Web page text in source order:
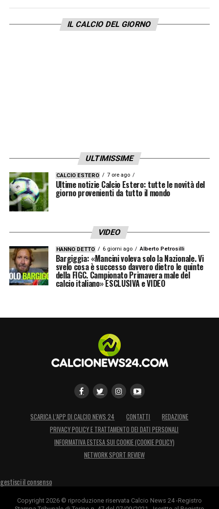
IL CALCIO DEL GIORNO
ULTIMISSIME
CALCIO ESTERO 7 ore ago
Ultime notizie Calcio Estero: tutte le novità del
giorno provenienti da tutto il mondo
VIDEO
HANNO DETTO 6 giorni ago Alberto Petrosilli
Bargiggia: «Mancini voleva solo la Nazionale. Vi
svelo cosa è successo davvero dietro le quinte
della FIGC. Campionato Primavera male del
calcio italiano» ESCLUSIVA e VIDEO
SCARICA L’APP DI CALCIO NEWS 24 CONTATTI
REDAZIONE
PRIVACY POLICY E TRATTAMENTO DEI DATI PERSONALI
INFORMATIVA ESTESA SUI COOKIE (COOKIE POLICY)
NETWORK SPORT REVIEW
gestisci il consenso
Copyright 2026 © riproduzione riservata Calcio News 24 -Registro